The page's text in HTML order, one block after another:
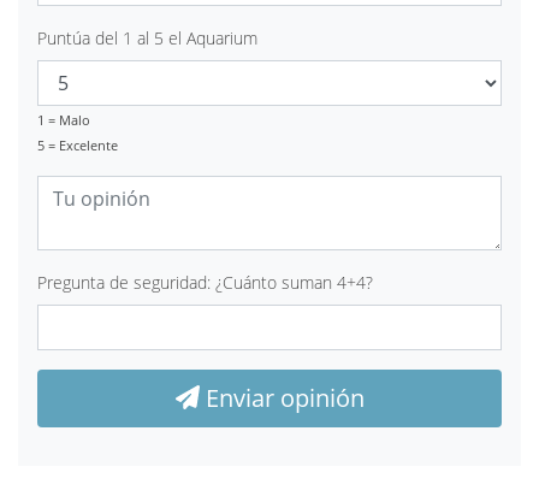
Puntúa del 1 al 5 el Aquarium
1 = Malo
5 = Excelente
Pregunta de seguridad: ¿Cuánto suman 4+4?
Enviar opinión